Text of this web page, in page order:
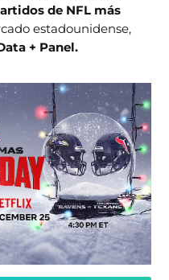
de NFL más
estadounidense,
+ Panel.